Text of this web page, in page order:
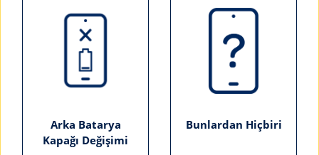
Arka Batarya
Kapağı Değişimi
Bunlardan Hiçbiri